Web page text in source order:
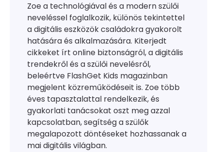
Zoe a technológiával és a modern szülői
neveléssel foglalkozik, különös tekintettel
a digitális eszközök családokra gyakorolt ​​
hatására és alkalmazására. Kiterjedt
cikkeket írt online biztonságról, a digitális
trendekről és a szülői nevelésről,
beleértve FlashGet Kids magazinban
megjelent közreműködéseit is. Zoe több
éves tapasztalattal rendelkezik, és
gyakorlati tanácsokat oszt meg azzal
kapcsolatban, segítség a szülők
megalapozott döntéseket hozhassanak a
mai digitális világban.